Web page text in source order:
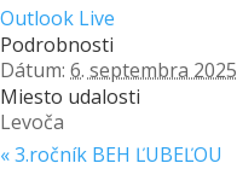
Outlook Live
Podrobnosti
Dátum: 6. septembra 2025
Miesto udalosti
Levoča
«3.ročník BEH ĽUBEĽOU